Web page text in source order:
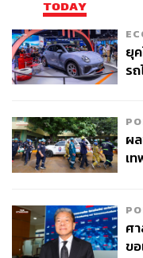
TODAY
ยุ
ร
ผ
เ
ศ
ข